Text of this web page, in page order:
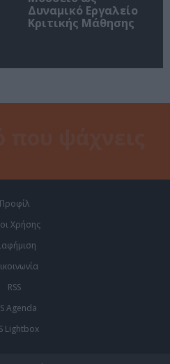
Δυναμικό Εργαλείο
Κριτικής Μάθησης
Προφίλ
Χρήσης
RSS
Agenda
Lightbox